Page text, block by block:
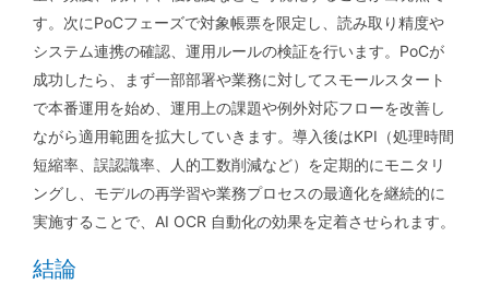
す。次にPoCフェーズで対象帳票を限定し、読み取り精度や
システム連携の確認、運用ルールの検証を行います。PoCが
成功したら、まず一部部署や業務に対してスモールスタート
で本番運用を始め、運用上の課題や例外対応フローを改善し
ながら適用範囲を拡大していきます。導入後はKPI（処理時間
短縮率、誤認識率、人的工数削減など）を定期的にモニタリ
ングし、モデルの再学習や業務プロセスの最適化を継続的に
実施することで、AI OCR 自動化の効果を定着させられます。
結論